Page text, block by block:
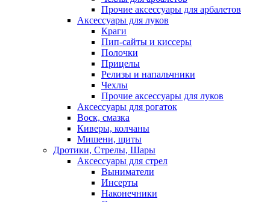
Прочие аксессуары для арбалетов
Аксессуары для луков
Краги
Пип-сайты и киссеры
Полочки
Прицелы
Релизы и напальчники
Чехлы
Прочие аксессуары для луков
Аксессуары для рогаток
Воск, смазка
Киверы, колчаны
Мишени, щиты
Дротики, Стрелы, Шары
Аксессуары для стрел
Выниматели
Инсерты
Наконечники